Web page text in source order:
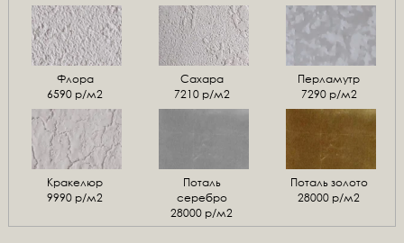
Флора
6590 р/м2
Сахара
7210 р/м2
Перламутр
7290 р/м2
Кракелюр
9990 р/м2
Поталь
серебро
28000 р/м2
Поталь золото
28000 р/м2